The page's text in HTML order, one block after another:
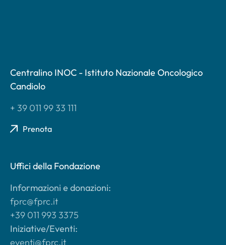
Centralino INOC - Istituto Nazionale Oncologico
Candiolo
+ 39 011 99 33 111
Prenota
Uffici della Fondazione
Informazioni e donazioni:
fprc@fprc.it
+39 011 993 3375
Iniziative/Eventi:
eventi@fprc.it